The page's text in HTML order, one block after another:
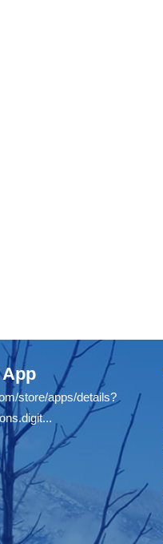
store/apps/details?